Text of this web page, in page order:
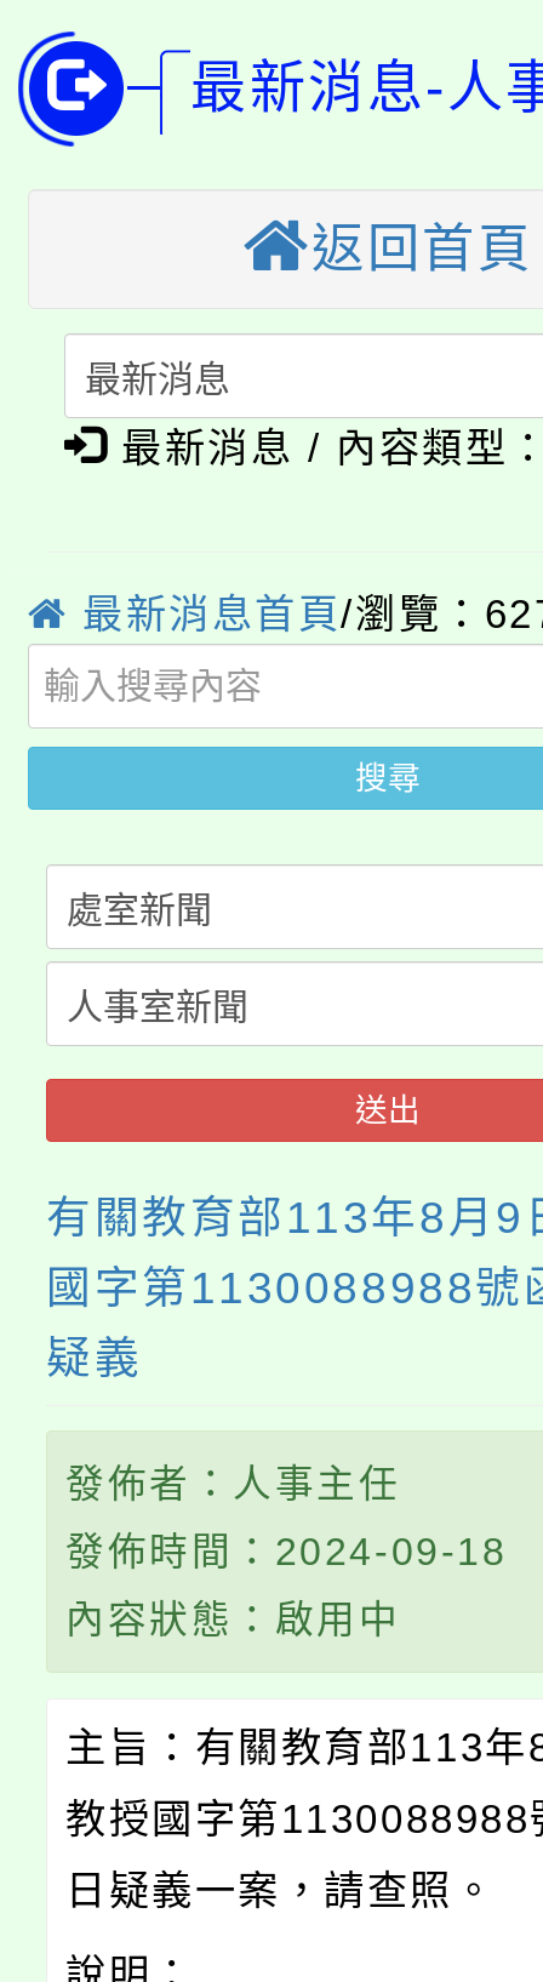
版
代理(課)教師甄選結果(
「2026金融保險知識
桃園市115學年度學生
生本土語及新住民語歌
公告本校115學年度第
代理(課)教師甄選結果
公告本校115學年度第
代理(課)教師甄選結果(
轉知中國文化大學推廣
《TA101》溝通分析基
程，歡迎學生輔導中心
系所師生報名參加。
淨零綠生活教案入校路
會
115年食農教育專業人
學籍身 分審查程序及
版
公告本校115學年度第
代理(課)教師甄選結果(
「2026金融保險知識
桃園市115學年度學生
生本土語及新住民語歌
公告本校115學年度第
代理(課)教師甄選結果(
公告本校115學年度第
代理(課)教師甄選結果(
轉知中國文化大學推廣
《TA101》溝通分析基
程，歡迎學生輔導中心
心理、諮商輔導、社會
系所師生報名參加。
最新消息-人
返回首頁
最新消息 / 內容類型
最新消息首頁/瀏覽：
搜尋
送出
有關教育部113年8月9
國字第1130088988號
疑義
發佈者：人事主任
發佈時間：2024-09-18
內容狀態：啟用中
主旨：有關教育部113年
教授國字第1130088988
日疑義一案，請查照。